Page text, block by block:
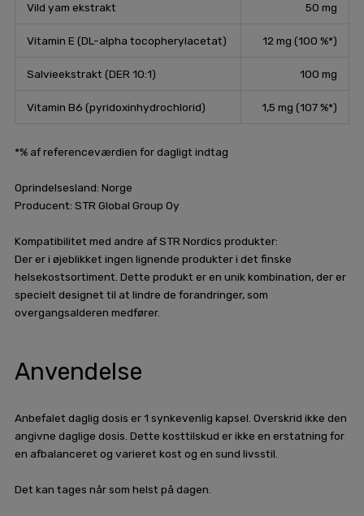
Vild yam ekstrakt 50 mg
Vitamin E (DL-alpha tocopherylacetat) 12 mg (100 %*)
Salvieekstrakt (DER 10:1) 100 mg
Vitamin B6 (pyridoxinhydrochlorid) 1,5 mg (107 %*)
*% af referenceværdien for dagligt indtag
Oprindelsesland: Norge
Producent: STR Global Group Oy
Kompatibilitet med andre af STR Nordics produkter:
Der er i øjeblikket ingen lignende produkter i det finske
helsekostsortiment. Dette produkt er en unik kombination, der er
specielt designet til at lindre de forandringer, som
overgangsalderen medfører.
Anvendelse
Anbefalet daglig dosis er 1 synkevenlig kapsel. Overskrid ikke den
angivne daglige dosis. Dette kosttilskud er ikke en erstatning for
en afbalanceret og varieret kost og en sund livsstil.
Det kan tages når som helst på dagen.